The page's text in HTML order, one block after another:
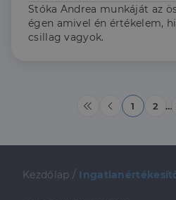
Stóka Andrea munkáját az
égen amivel én értékelem,
csillag vagyok.
1 2 …
Kezdőlap /